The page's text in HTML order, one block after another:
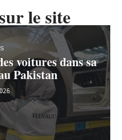
le site
voitures dans sa
Pakistan